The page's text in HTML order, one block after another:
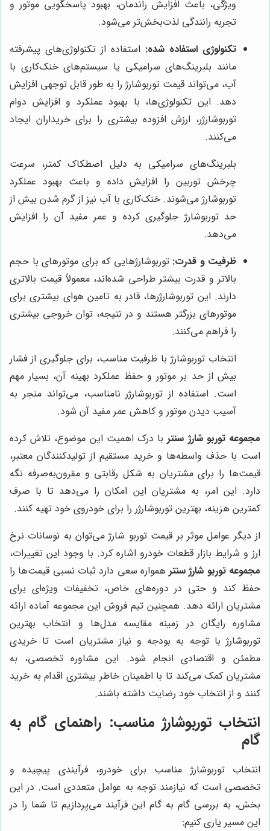
ویژگی، باعث افزایش راندمان، بهبود پاسخگویی موتور و
تجربه رانندگی لذت‌بخش‌تر می‌شود.
تکنولوژی استفاده شده: استفاده از تکنولوژی‌های پیشرفته
مانند بلبرینگ‌های سرامیکی یا سیستم‌های خنک‌کاری با
آب، می‌تواند قیمت توربوشارژ را به طور قابل توجهی افزایش
دهد. این تکنولوژی‌ها، با بهبود عملکرد و افزایش دوام
توربوشارژر، ارزش افزوده بیشتری را برای خریداران ایجاد
می‌کنند.
بلبرینگ‌های سرامیکی به دلیل اصطکاک کمتر، سرعت
چرخش توربین را افزایش داده و باعث بهبود عملکرد
توربوشارژ می‌شوند. خنک‌کاری با آب نیز از گرم شدن بیش از
حد توربوشارژ جلوگیری کرده و عمر مفید آن را افزایش
می‌دهد.
ظرفیت و قدرت: توربوشارژهایی که برای موتورهای با حجم
بالاتر و قدرت بیشتر طراحی شده‌اند، معمولاً قیمت بالاتری
دارند. این توربوشارژرها، قادر به تامین هوای بیشتری برای
موتورهای بزرگتر هستند و در نتیجه، توان خروجی بیشتری
را فراهم می‌کنند.
انتخاب توربوشارژ با ظرفیت مناسب، برای جلوگیری از فشار
بیش از حد بر موتور و حفظ عملکرد بهینه آن، بسیار مهم
است. استفاده از توربوشارژر نامناسب، می‌تواند منجر به
آسیب دیدن موتور و کاهش عمر مفید آن شود.
مجموعه توربو شارژ سنتر با درک اهمیت این موضوع، تلاش کرده
است با حذف واسطه‌ها و خرید مستقیم از تولیدکنندگان معتبر،
قیمت‌ها را برای مشتریان به شکل رقابتی و مقرون‌به‌صرفه نگه
دارد. این امر، به مشتریان این امکان را می‌دهد تا با صرف
کمترین هزینه، بهترین توربوشارژر را برای خودروی خود تهیه کنند.
از دیگر عوامل موثر بر قیمت توربو شارژ می‌توان به نوسانات نرخ
ارز و شرایط بازار قطعات خودرو اشاره کرد. با وجود این تغییرات،
مجموعه توربو شارژ سنتر همواره سعی دارد ثبات نسبی قیمت‌ها را
حفظ کند و حتی در دوره‌های خاص، تخفیفات ویژه‌ای برای
مشتریان ارائه دهد. همچنین تیم فروش این مجموعه آماده ارائه
مشاوره رایگان در زمینه مقایسه مدل‌ها و انتخاب بهترین
توربوشارژ با توجه به بودجه و نیاز مشتریان است تا خریدی
مطمئن و اقتصادی انجام شود. این مشاوره تخصصی، به
مشتریان کمک می‌کند تا با اطمینان خاطر بیشتری اقدام به خرید
کنند و از انتخاب خود رضایت داشته باشند.
انتخاب توربوشارژ مناسب: راهنمای گام به
گام
انتخاب توربوشارژ مناسب برای خودرو، فرآیندی پیچیده و
تخصصی است که نیازمند توجه به عوامل متعددی است. در این
بخش، به بررسی گام به گام این فرآیند می‌پردازیم تا شما را در
این مسیر یاری کنیم: